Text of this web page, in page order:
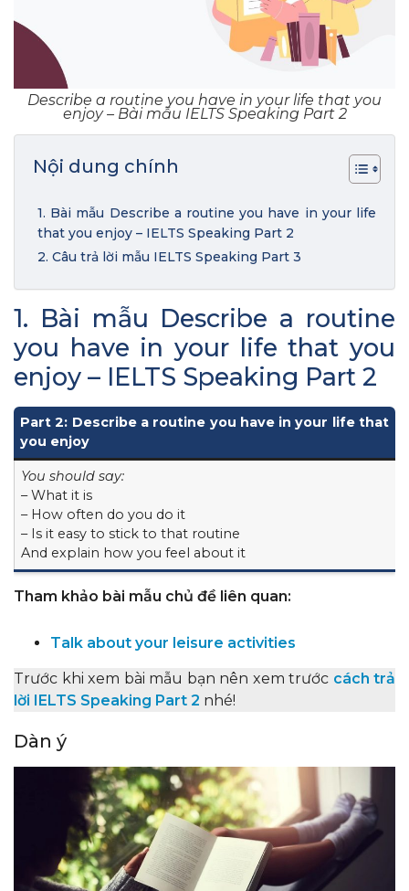
Describe a routine you have in your life that you
enjoy – Bài mẫu IELTS Speaking Part 2
Nội dung chính
1. Bài mẫu Describe a routine you have in your life
that you enjoy – IELTS Speaking Part 2
2. Câu trả lời mẫu IELTS Speaking Part 3
1. Bài mẫu Describe a routine
you have in your life that you
enjoy – IELTS Speaking Part 2
Part 2: Describe a routine you have in your life that
you enjoy
You should say:
– What it is
– How often do you do it
– Is it easy to stick to that routine
And explain how you feel about it
Tham khảo bài mẫu chủ đề liên quan:
Talk about your leisure activities
Trước khi xem bài mẫu bạn nên xem trước cách trả
lời IELTS Speaking Part 2 nhé!
Dàn ý